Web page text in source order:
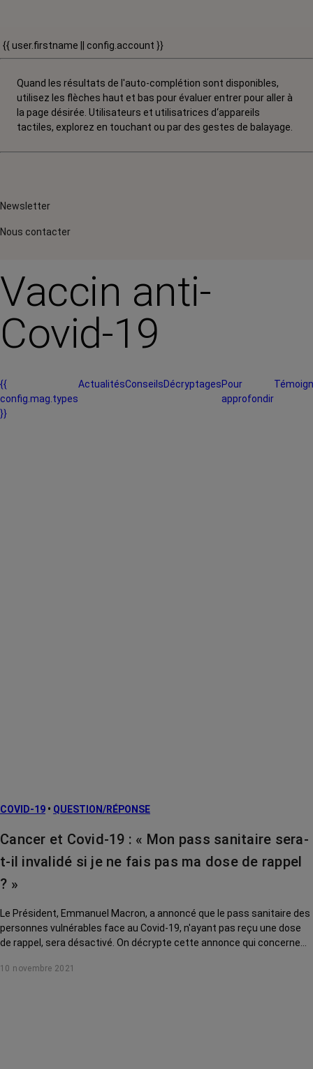
{{ user.firstname || config.account }}
Quand les résultats de l'auto-complétion sont disponibles,
utilisez les flèches haut et bas pour évaluer entrer pour aller à
la page désirée. Utilisateurs et utilisatrices d‘appareils
tactiles, explorez en touchant ou par des gestes de balayage.
Newsletter
Nous contacter
Vaccin anti-
Covid-19
{{
config.mag.types
}}
ActualitésConseilsDécryptagesPour
approfondir
COVID-19 • QUESTION/RÉPONSE
Cancer et Covid-19 : « Mon pass sanitaire sera-
t-il invalidé si je ne fais pas ma dose de rappel
? »
Le Président, Emmanuel Macron, a annoncé que le pass sanitaire des
personnes vulnérables face au Covid-19, n'ayant pas reçu une dose
de rappel, sera désactivé. On décrypte cette annonce qui concerne
10 novembre 2021